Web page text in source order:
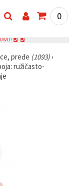
0
pređe (1093)›
ružičasto-